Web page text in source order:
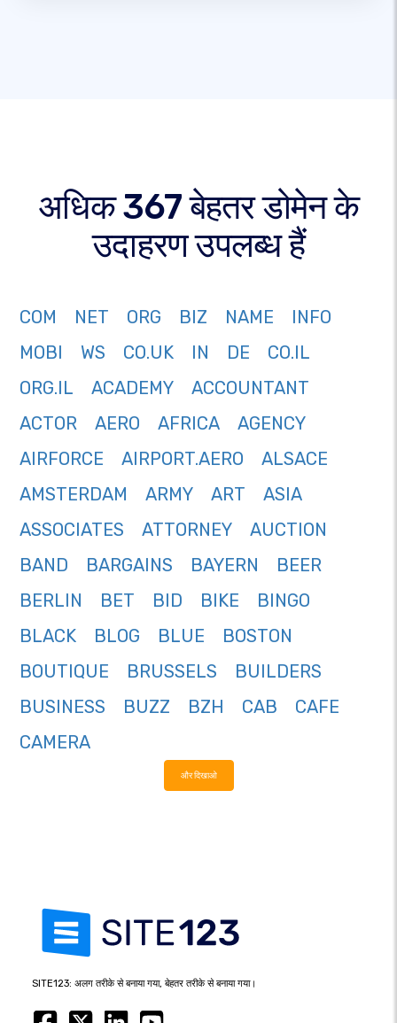
अधिक 367 बेहतर डोमेन के
उदाहरण उपलब्ध हैं
COM NET ORG BIZ NAME
INFO
MOBI
WS CO.UK IN DE
CO.IL
ORG.IL
ACADEMY
ACCOUNTANT
ACTOR
AERO AFRICA
AGENCY
AIRFORCE
AIRPORT.AERO
ALSACE
AMSTERDAM
ARMY ART
ASIA
ASSOCIATES
ATTORNEY
AUCTION
BAND
BARGAINS BAYERN
BEER
BERLIN
BET BID BIKE
BINGO
BLACK
BLOG BLUE
BOSTON
BOUTIQUE
BRUSSELS
BUILDERS
BUSINESS
BUZZ BZH CAB
CAFE
CAMERA
और दिखाओ
SITE123: अलग तरीके से बनाया गया, बेहतर तरीके से बनाया गया।